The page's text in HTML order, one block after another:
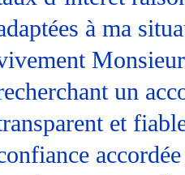
à ma
un
et